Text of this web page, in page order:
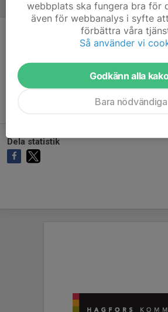
MÅLVAKTER
Ingen målvaktsstatistik
Dela statistik
webbplats ska fungera bra för
även för webbanalys i syfte
förbättra våra
Så använder vi
Godkänn alla
Bara nödvändiga